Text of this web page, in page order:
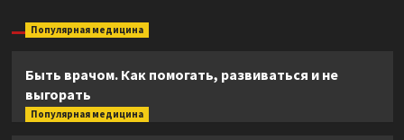
Популярная медицина
Быть врачом. Как помогать, развиваться и не
выгорать
Популярная медицина